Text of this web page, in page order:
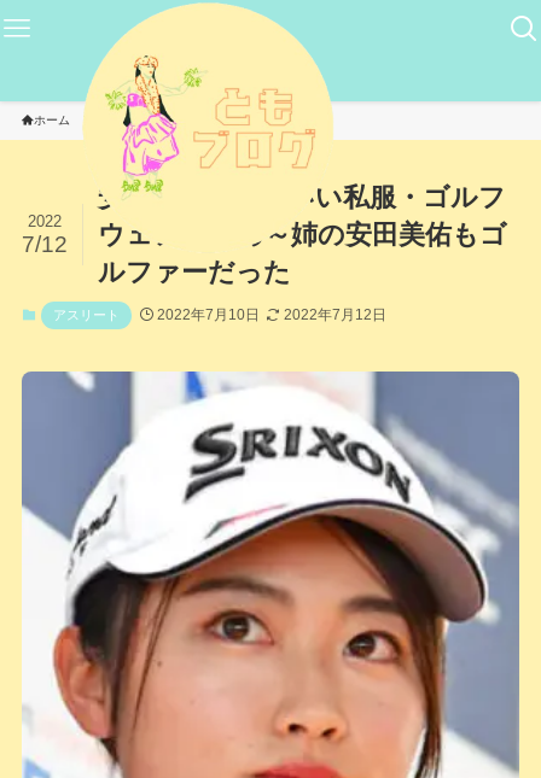
ホーム アスリート
安田佑香のかわいい私服・ゴルフ
ウェアまとめ～姉の安田美佑もゴ
ルファーだった
2022
7/12
アスリート 2022年7月10日 2022年7月12日